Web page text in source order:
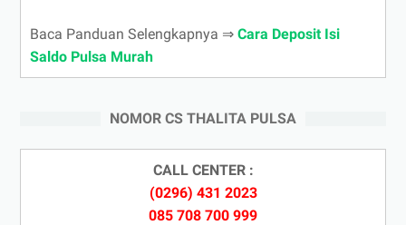
Baca Panduan Selengkapnya ⇒ Cara Deposit Isi
Saldo Pulsa Murah
NOMOR CS THALITA PULSA
CALL CENTER :
(0296) 431 2023
085 708 700 999